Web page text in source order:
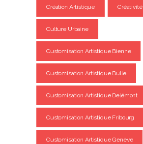
Création Artistique Créativité
Culture Urbaine
Customisation Artistique Bienne
Customisation Artistique Bulle
Customisation Artistique Delémont
Customisation Artistique Fribourg
Customisation Artistique Genève